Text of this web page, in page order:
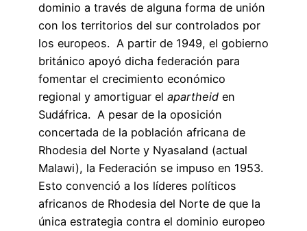
dominio a través de alguna forma de unión
con los territorios del sur controlados por
los europeos. A partir de 1949, el gobierno
británico apoyó dicha federación para
fomentar el crecimiento económico
regional y amortiguar el apartheid en
Sudáfrica. A pesar de la oposición
concertada de la población africana de
Rhodesia del Norte y Nyasaland (actual
Malawi), la Federación se impuso en 1953.
Esto convenció a los líderes políticos
africanos de Rhodesia del Norte de que la
única estrategia contra el dominio europeo